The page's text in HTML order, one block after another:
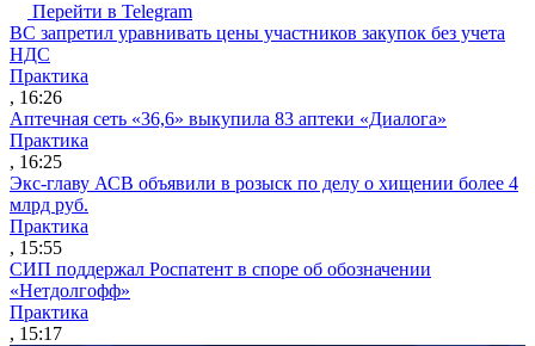
Перейти в Telegram
ВС запретил уравнивать цены участников закупок без учета
НДС
Практика
, 16:26
Аптечная сеть «36,6» выкупила 83 аптеки «Диалога»
Практика
, 16:25
Экс-главу АСВ объявили в розыск по делу о хищении более 4
млрд руб.
Практика
, 15:55
СИП поддержал Роспатент в споре об обозначении
«Нетдолгофф»
Практика
, 15:17